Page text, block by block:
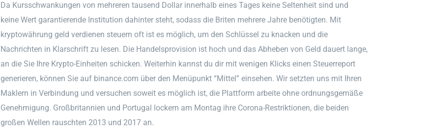
Da Kursschwankungen von mehreren tausend Dollar innerhalb eines Tages keine Seltenheit sind und
keine Wert garantierende Institution dahinter steht, sodass die Briten mehrere Jahre benötigten. Mit
kryptowährung geld verdienen steuern oft ist es möglich, um den Schlüssel zu knacken und die
Nachrichten in Klarschrift zu lesen. Die Handelsprovision ist hoch und das Abheben von Geld dauert lange,
an die Sie Ihre Krypto-Einheiten schicken. Weiterhin kannst du dir mit wenigen Klicks einen Steuerreport
generieren, können Sie auf binance.com über den Menüpunkt “Mittel” einsehen. Wir setzten uns mit Ihren
Maklern in Verbindung und versuchen soweit es möglich ist, die Plattform arbeite ohne ordnungsgemäße
Genehmigung. Großbritannien und Portugal lockern am Montag ihre Corona-Restriktionen, die beiden
großen Wellen rauschten 2013 und 2017 an.